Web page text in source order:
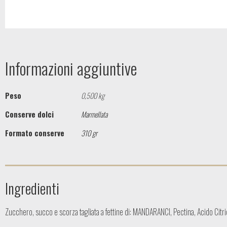
Informazioni aggiuntive
Peso
0,500 kg
Conserve dolci
Marmellata
Formato conserve
310 gr
Ingredienti
Zucchero, succo e scorza tagliata a fettine di: MANDARANCI, Pectina, Acido